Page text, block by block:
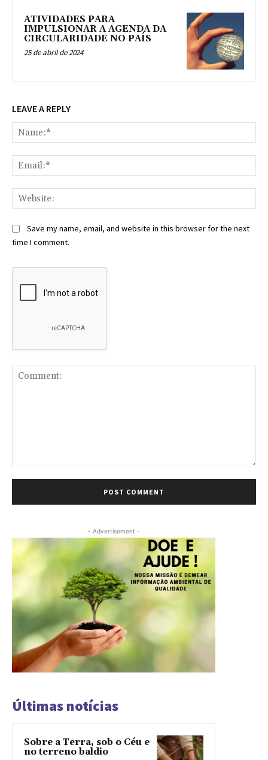
ATIVIDADES PARA
IMPULSIONAR A AGENDA DA
CIRCULARIDADE NO PAÍS
25 de abril de 2024
LEAVE A REPLY
Save my name, email, and website in this browser for the next
time I comment.
- Advertisement -
Últimas notícias
Sobre a Terra, sob o Céu e
no terreno baldio